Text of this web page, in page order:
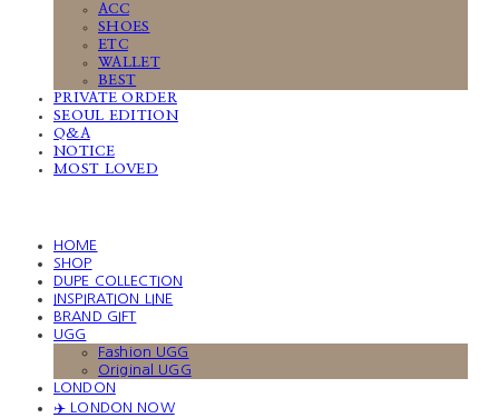
ACC
SHOES
ETC
WALLET
BEST
PRIVATE ORDER
SEOUL EDITION
Q&A
NOTICE
MOST LOVED
HOME
SHOP
DUPE COLLECTION
INSPIRATION LINE
BRAND GIFT
UGG
Fashion UGG
Original UGG
LONDON
✈️ LONDON NOW